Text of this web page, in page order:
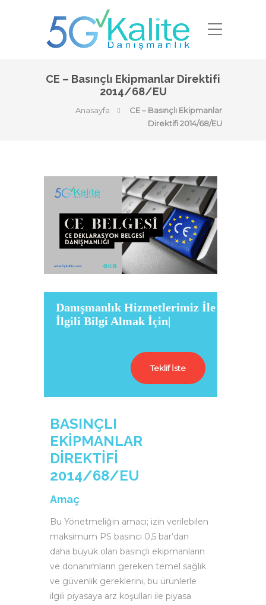
CE – Basınçlı Ekipmanlar Direktifi
2014/68/EU
Anasayfa
CE – Basınçlı Ekipmanlar
Direktifi 2014/68/EU
Danışmanlık Hizmetlerimiz İle
İlgili Bilgi Almak İçin Tıklayı
Teklif İste
BASINÇLI
EKİPMANLAR
DİREKTİFİ
2014/68/EU
Amaç
Bu Yönetmeliğin amacı; izin verilebilen
maksimum PS basıncı 0,5 bar’dan
daha büyük olan basınçlı ekipmanların
ve donanımların gereken temel sağlık
ve güvenlik gereklerini, bu ürünlerle
ilgili piyasaya arz koşulları ile piyasa